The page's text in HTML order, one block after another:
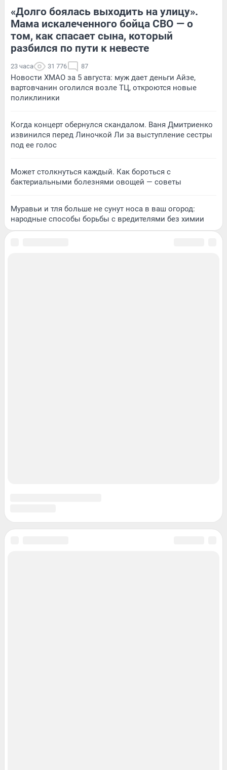
«Долго боялась выходить на улицу».
Мама искалеченного бойца СВО — о
том, как спасает сына, который
разбился по пути к невесте
23 часа 31 776 87
Новости ХМАО за 5 августа: муж дает деньги Айзе,
вартовчанин оголился возле ТЦ, откроются новые
поликлиники
Когда концерт обернулся скандалом. Ваня Дмитриенко
извинился перед Линочкой Ли за выступление сестры
под ее голос
Может столкнуться каждый. Как бороться с
бактериальными болезнями овощей — советы
Муравьи и тля больше не сунут носа в ваш огород:
народные способы борьбы с вредителями без химии